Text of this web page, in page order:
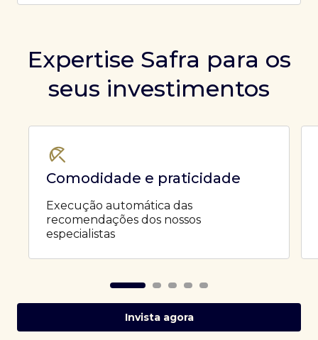
Expertise Safra para os
seus investimentos
Comodidade e praticidade
Execução automática das
recomendações dos nossos
especialistas
Invista agora